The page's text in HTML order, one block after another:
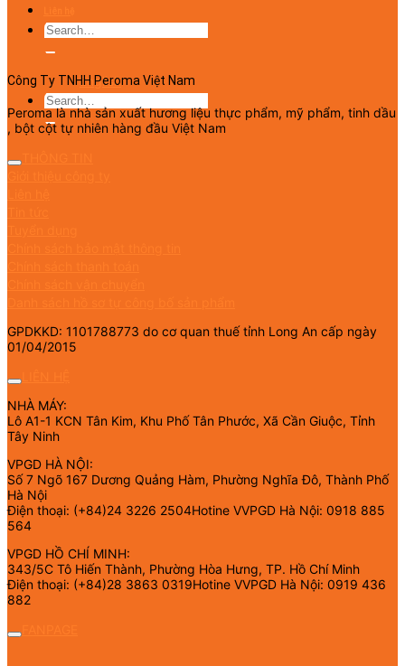
English
Công Ty TNHH Peroma Việt Nam
Peroma là nhà sản xuất hương liệu thực phẩm, mỹ phẩm, tinh dầu
, bột cột tự nhiên hàng đầu Việt Nam
GPDKKD: 1101788773 do cơ quan thuế tỉnh Long An cấp ngày
01/04/2015
NHÀ MÁY:
Lô A1-1 KCN Tân Kim, Khu Phố Tân Phước, Xã Cần Giuộc, Tỉnh
Tây Ninh
VPGD HÀ NỘI:
Số 7 Ngõ 167 Dương Quảng Hàm, Phường Nghĩa Đô, Thành Phố
Hà Nội
Điện thoại: (+84)24 3226 2504Hotine VVPGD Hà Nội: 0918 885
564
VPGD HỒ CHÍ MINH:
343/5C Tô Hiến Thành, Phường Hòa Hưng, TP. Hồ Chí Minh
Điện thoại: (+84)28 3863 0319Hotine VVPGD Hà Nội: 0919 436
882